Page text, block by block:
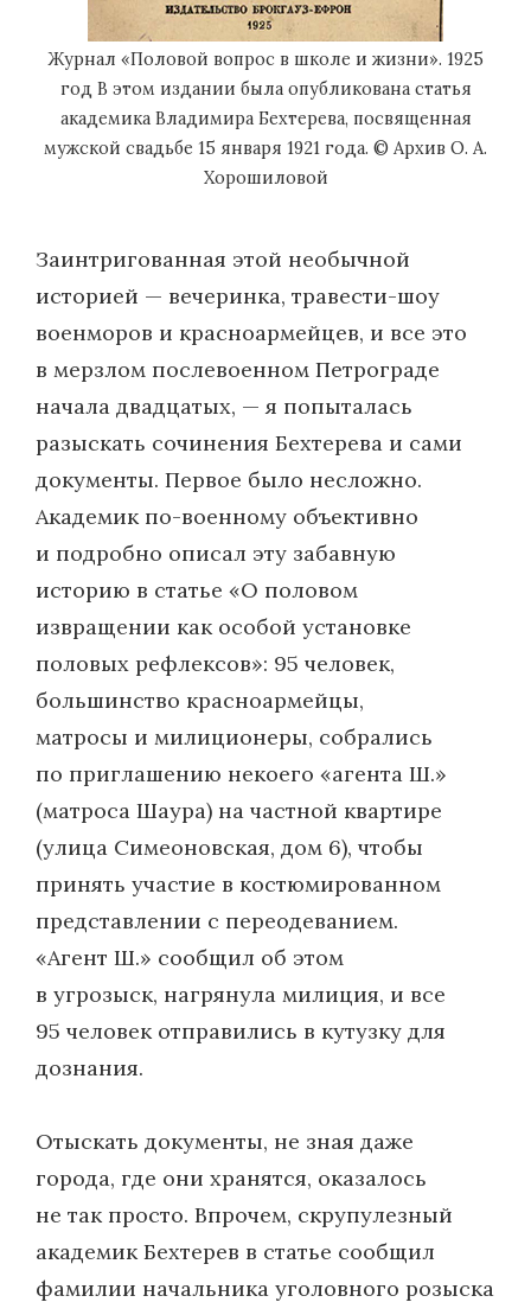
Журнал «Половой вопрос в школе и жизни». 1925
год В этом издании была опубликована статья
академика Владимира Бехтерева, посвященная
мужской свадьбе 15 января 1921 года. © Архив О. А.
Хорошиловой
Заинтригованная этой необычной
историей — вечеринка, травести-шоу
военморов и красноармейцев, и все это
в мерзлом послевоенном Петрограде
начала двадцатых, — я попыталась
разыскать сочинения Бехтерева и сами
документы. Первое было несложно.
Академик по-военному объективно
и подробно описал эту забавную
историю в статье «О половом
извращении как особой установке
половых рефлексов»: 95 человек,
большинство красноармейцы,
матросы и милиционеры, собрались
по приглашению некоего «агента Ш.»
(матроса Шаура) на частной квартире
(улица Симеоновская, дом 6), чтобы
принять участие в костюмированном
представлении с переодеванием.
«Агент Ш.» сообщил об этом
в угрозыск, нагрянула милиция, и все
95 человек отправились в кутузку для
дознания.
Отыскать документы, не зная даже
города, где они хранятся, оказалось
не так просто. Впрочем, скрупулезный
академик Бехтерев в статье сообщил
фамилии начальника уголовного розыска